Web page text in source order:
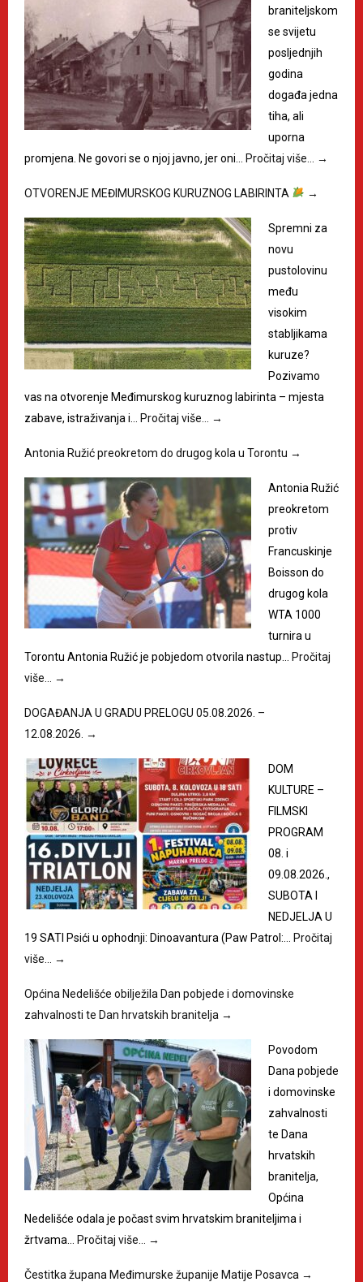
braniteljskom
se svijetu
posljednjih
godina
događa jedna
tiha, ali
uporna
promjena. Ne govori se o njoj javno, jer oni…
Pročitaj više… →
OTVORENJE MEĐIMURSKOG KURUZNOG LABIRINTA →
Spremni za
novu
pustolovinu
među
visokim
stabljikama
kuruze?
Pozivamo
vas na otvorenje Međimurskog kuruznog labirinta – mjesta
zabave, istraživanja i…
Pročitaj više… →
Antonia Ružić preokretom do drugog kola u Torontu →
Antonia Ružić
preokretom
protiv
Francuskinje
Boisson do
drugog kola
WTA 1000
turnira u
Torontu Antonia Ružić je pobjedom otvorila nastup…
Pročitaj
više…
→
DOGAĐANJA U GRADU PRELOGU 05.08.2026. –
12.08.2026. →
DOM
KULTURE –
FILMSKI
PROGRAM
08. i
09.08.2026.,
SUBOTA I
NEDJELJA U
19 SATI Psići u ophodnji: Dinoavantura (Paw Patrol:…
Pročitaj
više…
→
Općina Nedelišće obilježila Dan pobjede i domovinske
zahvalnosti te Dan hrvatskih branitelja →
Povodom
Dana pobjede
i domovinske
zahvalnosti
te Dana
hrvatskih
branitelja,
Općina
Nedelišće odala je počast svim hrvatskim braniteljima i
žrtvama…
Pročitaj više… →
Čestitka župana Međimurske županije Matije Posavca →